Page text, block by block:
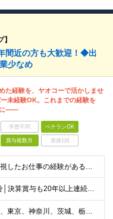
間近の方も大歓迎！◆出
少なめ
た経験を、ヤオコーで活かしませ
未経験OK。これまでの経験を
に――
学歴不問 ベテランOK
賞与複数月 面接1回
◆人との関わりを重視したお仕事の経験がある方 とくにチームをまとめた経験がある方を歓迎します ┗例えば… □スーパーマーケット・ホームセンター・ドラッグストアなどの 小売業でチームをまと
【賞与平均2.4ケ月分│決算賞与も20年以上連続で支給中！】 ＜月収例＞ 月収29万円（地域限定正社員／残業代・各種手当含む） 月収26万円（契約社員／残業代・各種手当含む） ◆月給：月給258,
【埼玉、千葉、群馬、東京、神奈川、茨城、栃木の各店舗で積極採用中！U・Iターン歓迎】 【群馬県】 安中/伊勢崎/太田/桐生/高崎/館林/富岡/ 中之条/藤岡/前橋 【茨城県】 古河/取手/竜ヶ崎